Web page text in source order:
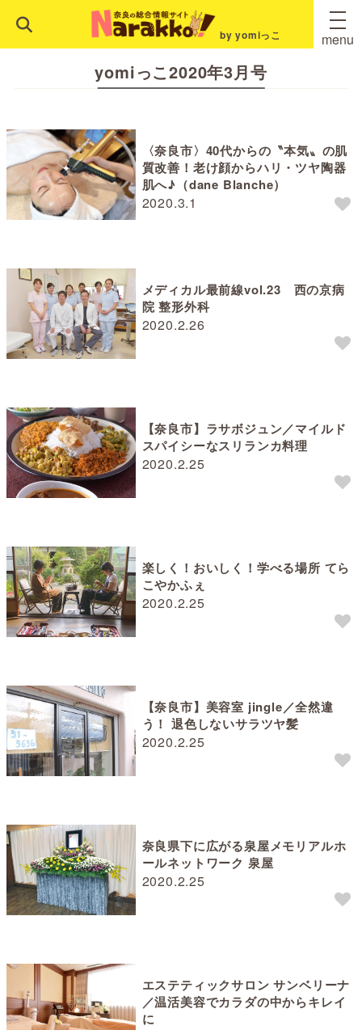
by yomiっこ menu
yomiっこ2020年3月号
2020.3.1
〈奈良市〉40代からの〝本気〟の肌
質改善！老け顔からハリ・ツヤ陶器
肌へ♪（dane Blanche）
2020.2.26
メディカル最前線vol.23 西の京病
院 整形外科
2020.2.25
【奈良市】ラサボジュン／マイルド
スパイシーなスリランカ料理
2020.2.25
楽しく！おいしく！学べる場所 てら
こやかふぇ
2020.2.25
【奈良市】美容室 jingle／全然違
う！ 退色しないサラツヤ髪
2020.2.25
奈良県下に広がる泉屋メモリアルホ
ールネットワーク 泉屋
エステティックサロン サンベリーナ
／温活美容でカラダの中からキレイ
に